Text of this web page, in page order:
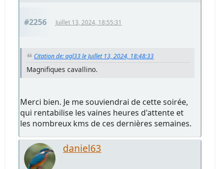
#2256 Juillet 13, 2024, 18:55:31
Citation de: agl33 le Juillet 13, 2024, 18:48:33
Magnifiques cavallino.
Merci bien. Je me souviendrai de cette soirée,
qui rentabilise les vaines heures d'attente et
les nombreux kms de ces dernières semaines.
daniel63